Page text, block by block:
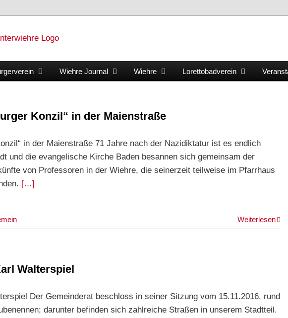
Wiehre Journal Wiehre Lorettobadverein
Konzil“ in der Maienstraße
in der Maienstraße 71 Jahre nach der Nazidiktatur ist es endlich
und die evangelische Kirche Baden besannen sich gemeinsam der
von Professoren in der Wiehre, die seinerzeit teilweise im Pfarrhaus
[…]
Weiterlesen
Walterspiel
Der Gemeinderat beschloss in seiner Sitzung vom 15.11.2016, rund
darunter befinden sich zahlreiche Straßen in unserem Stadtteil.